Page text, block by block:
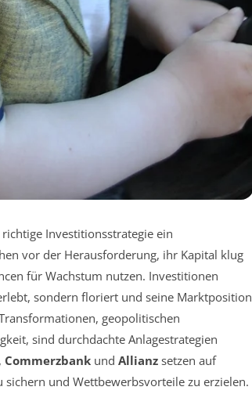
Investitionsstrategie ein
vor der Herausforderung, ihr Kapital klug
für Wachstum nutzen. Investitionen
sondern floriert und seine Marktposition
geopolitischen
sind durchdachte Anlagestrategien
, Commerzbank und Allianz setzen auf
und Wettbewerbsvorteile zu erzielen.